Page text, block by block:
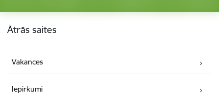
Kājene
Ātrās saites
Vakances
Iepirkumi